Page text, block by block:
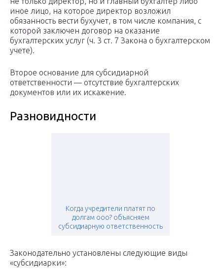
иное лицо, на которое директор возложил
обязанность вести бухучет, в том числе компания, с
которой заключен договор на оказание
бухгалтерских услуг (ч. 3 ст. 7 Закона о бухгалтерском
учете).
Второе основание для субсидиарной
ответственности — отсутствие бухгалтерских
документов или их искажение.
Разновидности
Когда учредители платят по
долгам ооо? объясняем
субсидиарную ответственность
Законодательно установлены следующие виды
«субсидиарки»: